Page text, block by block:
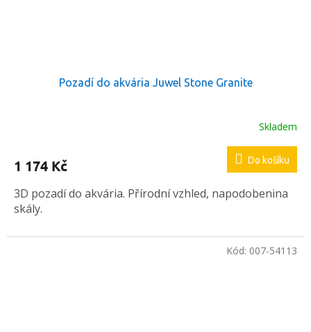
Pozadí do akvária Juwel Stone Granite
Skladem
1 174 Kč Do košíku
3D pozadí do akvária. Přírodní vzhled, napodobenina
skály.
Kód: 007-54113